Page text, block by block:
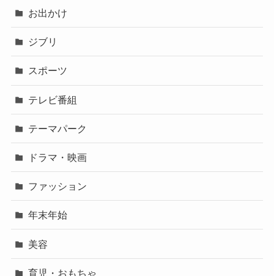
お出かけ
ジブリ
スポーツ
テレビ番組
テーマパーク
ドラマ・映画
ファッション
年末年始
美容
育児・おもちゃ